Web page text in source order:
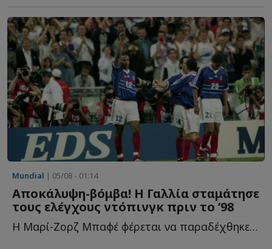
Mundial | 05/08 - 01:14
Αποκάλυψη-βόμβα! Η Γαλλία σταμάτησε
τους ελέγχους ντόπινγκ πριν το ’98
Η Μαρί-Ζορζ Μπαφέ φέρεται να παραδέχθηκε ότι οι έλεγχοι σ...